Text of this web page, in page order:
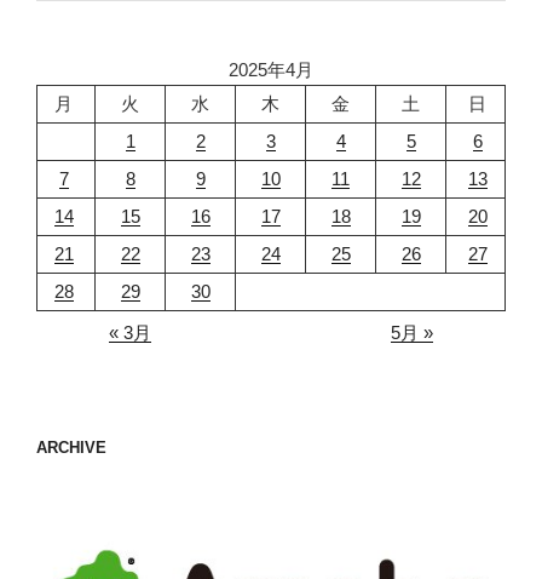
2025年4月
月
火 水 木 金 土
日
1
2 3 4 5
6
7
8 9 10 11 12
13
14
15 16 17 18 19
20
21
22 23 24 25 26
27
28
29
30
« 3月
5月 »
ARCHIVE